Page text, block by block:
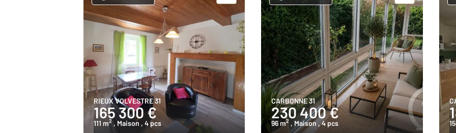
RIEUX VOLVESTRE 31
165 300 €
111 m2 , Maison , 4 pcs
CARBONNE 31
230 400 €
96 m2 , Maison , 4 pcs